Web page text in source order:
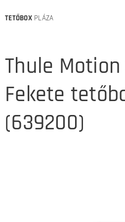
TETŐBOXPLÁZA
Thule Motion
Fekete
(639200)